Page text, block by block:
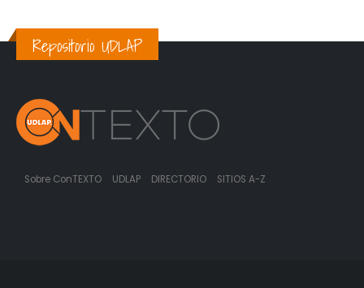
Repositorio UDLAP
Sobre ConTEXTO UDLAP DIRECTORIO SITIOS A-Z